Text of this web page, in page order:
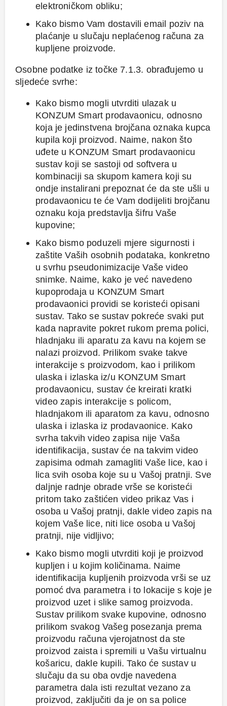
elektroničkom obliku;
Kako bismo Vam dostavili email poziv na
plaćanje u slučaju neplaćenog računa za
kupljene proizvode.
Osobne podatke iz točke 7.1.3. obrađujemo u
sljedeće svrhe:
Kako bismo mogli utvrditi ulazak u
KONZUM Smart prodavaonicu, odnosno
koja je jedinstvena brojčana oznaka kupca
kupila koji proizvod. Naime, nakon što
uđete u KONZUM Smart prodavaonicu
sustav koji se sastoji od softvera u
kombinaciji sa skupom kamera koji su
ondje instalirani prepoznat će da ste ušli u
prodavaonicu te će Vam dodijeliti brojčanu
oznaku koja predstavlja šifru Vaše
kupovine;
Kako bismo poduzeli mjere sigurnosti i
zaštite Vaših osobnih podataka, konkretno
u svrhu pseudonimizacije Vaše video
snimke. Naime, kako je već navedeno
kupoprodaja u KONZUM Smart
prodavaonici providi se koristeći opisani
sustav. Tako se sustav pokreće svaki put
kada napravite pokret rukom prema polici,
hladnjaku ili aparatu za kavu na kojem se
nalazi proizvod. Prilikom svake takve
interakcije s proizvodom, kao i prilikom
ulaska i izlaska iz/u KONZUM Smart
prodavaonicu, sustav će kreirati kratki
video zapis interakcije s policom,
hladnjakom ili aparatom za kavu, odnosno
ulaska i izlaska iz prodavaonice. Kako
svrha takvih video zapisa nije Vaša
identifikacija, sustav će na takvim video
zapisima odmah zamagliti Vaše lice, kao i
lica svih osoba koje su u Vašoj pratnji. Sve
daljnje radnje obrade vrše se koristeći
pritom tako zaštićen video prikaz Vas i
osoba u Vašoj pratnji, dakle video zapis na
kojem Vaše lice, niti lice osoba u Vašoj
pratnji, nije vidljivo;
Kako bismo mogli utvrditi koji je proizvod
kupljen i u kojim količinama. Naime
identifikacija kupljenih proizvoda vrši se uz
pomoć dva parametra i to lokacije s koje je
proizvod uzet i slike samog proizvoda.
Sustav prilikom svake kupovine, odnosno
prilikom svakog Vašeg posezanja prema
proizvodu računa vjerojatnost da ste
proizvod zaista i spremili u Vašu virtualnu
košaricu, dakle kupili. Tako će sustav u
slučaju da su oba ovdje navedena
parametra dala isti rezultat vezano za
proizvod, zaključiti da je on sa police